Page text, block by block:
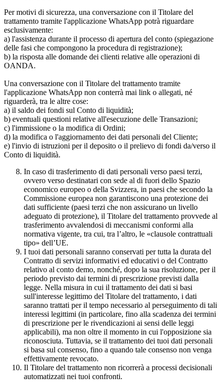
Per motivi di sicurezza, una conversazione con il Titolare del
trattamento tramite l'applicazione WhatsApp potrà riguardare
esclusivamente:
a) l'assistenza durante il processo di apertura del conto (spiegazione
delle fasi che compongono la procedura di registrazione);
b) la risposta alle domande dei clienti relative alle operazioni di
OANDA.
Una conversazione con il Titolare del trattamento tramite
l'applicazione WhatsApp non conterrà mai link o allegati, né
riguarderà, tra le altre cose:
a) il saldo dei fondi sul Conto di liquidità;
b) eventuali questioni relative all'esecuzione delle Transazioni;
c) l'immissione o la modifica di Ordini;
d) la modifica o l'aggiornamento dei dati personali del Cliente;
e) l'invio di istruzioni per il deposito o il prelievo di fondi da/verso il
Conto di liquidità.
In caso di trasferimento di dati personali verso paesi terzi,
ovvero verso destinatari con sede al di fuori dello Spazio
economico europeo o della Svizzera, in paesi che secondo la
Commissione europea non garantiscono una protezione dei
dati sufficiente (paesi terzi che non assicurano un livello
adeguato di protezione), il Titolare del trattamento provvede al
trasferimento avvalendosi di meccanismi conformi alla
normativa vigente, tra cui, tra l’altro, le «clausole contrattuali
tipo» dell’UE.
I tuoi dati personali saranno conservati per tutta la durata del
Contratto di servizi informativi ed educativi o del Contratto
relativo al conto demo, nonché, dopo la sua risoluzione, per il
periodo previsto dai termini di prescrizione previsti dalla
legge. Nella misura in cui il trattamento dei dati si basi
sull'interesse legittimo del Titolare del trattamento, i dati
saranno trattati per il tempo necessario al perseguimento di tali
interessi legittimi (in particolare, fino alla scadenza dei termini
di prescrizione per le rivendicazioni ai sensi delle leggi
applicabili), ma non oltre il momento in cui l'opposizione sia
riconosciuta. Tuttavia, se il trattamento dei tuoi dati personali
si basa sul consenso, fino a quando tale consenso non venga
effettivamente revocato.
Il Titolare del trattamento non ricorrerà a processi decisionali
automatizzati nei tuoi confronti.